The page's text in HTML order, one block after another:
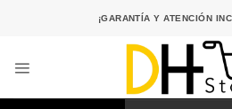
¡GARANTÍA Y ATENCIÓN